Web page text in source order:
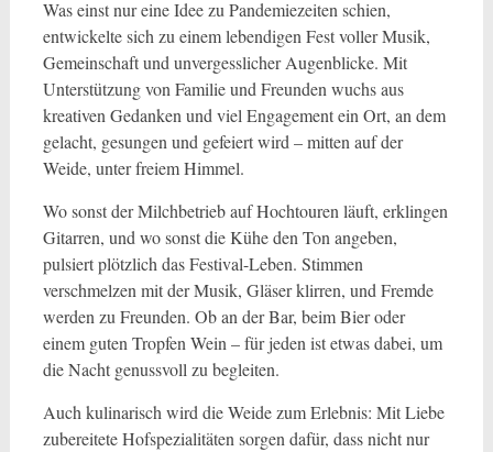
Was einst nur eine Idee zu Pandemiezeiten schien,
entwickelte sich zu einem lebendigen Fest voller Musik,
Gemeinschaft und unvergesslicher Augenblicke. Mit
Unterstützung von Familie und Freunden wuchs aus
kreativen Gedanken und viel Engagement ein Ort, an dem
gelacht, gesungen und gefeiert wird – mitten auf der
Weide, unter freiem Himmel.
Wo sonst der Milchbetrieb auf Hochtouren läuft, erklingen
Gitarren, und wo sonst die Kühe den Ton angeben,
pulsiert plötzlich das Festival-Leben. Stimmen
verschmelzen mit der Musik, Gläser klirren, und Fremde
werden zu Freunden. Ob an der Bar, beim Bier oder
einem guten Tropfen Wein – für jeden ist etwas dabei, um
die Nacht genussvoll zu begleiten.
Auch kulinarisch wird die Weide zum Erlebnis: Mit Liebe
zubereitete Hofspezialitäten sorgen dafür, dass nicht nur